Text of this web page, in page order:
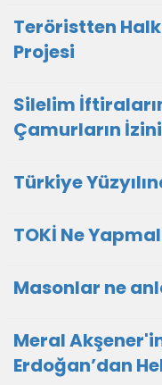
Teröristten
Projesi
Silelim
Çamurların
Türkiye
TOKİ Ne
Masonlar ne
Meral
Erdoğan’dan